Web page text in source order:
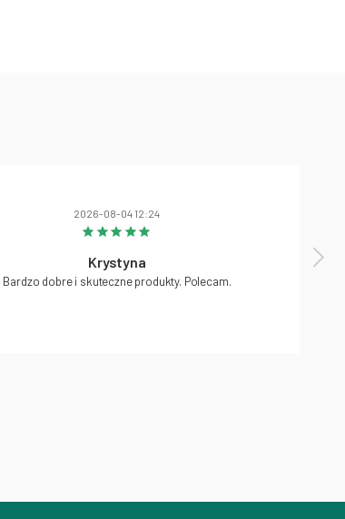
2026-08-04 12:24
Krystyna
Bardzo dobre i skuteczne produkty. Polecam.